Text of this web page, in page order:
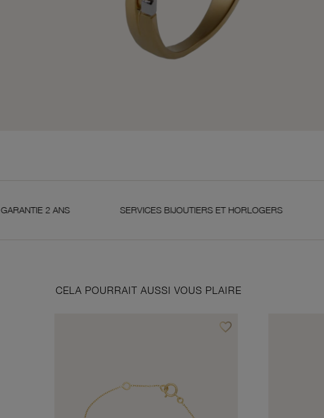
SERVICES BIJOUTIERS ET HORLOGERS SATISFAIT
CELA POURRAIT AUSSI VOUS PLAIRE
favorite_borderAjouter à vos favoris